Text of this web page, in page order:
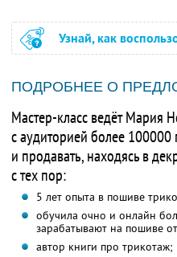
Узнай, как
ПОДРОБНЕЕ О
Мастер-класс ведёт Мария
с аудиторией более
и продавать, находясь в
с тех пор:
5 лет опыта в пошиве
обучила очно и онлайн
зарабатывают на пошиве
автор книги про трикотаж;